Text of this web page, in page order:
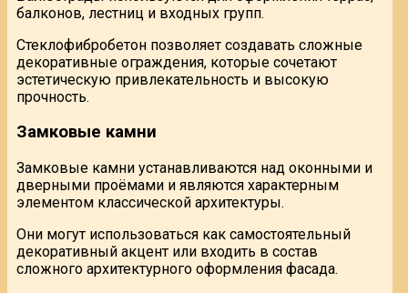
балконов, лестниц и входных групп.
Стеклофибробетон позволяет создавать сложные
декоративные ограждения, которые сочетают
эстетическую привлекательность и высокую
прочность.
Замковые камни
Замковые камни устанавливаются над оконными и
дверными проёмами и являются характерным
элементом классической архитектуры.
Они могут использоваться как самостоятельный
декоративный акцент или входить в состав
сложного архитектурного оформления фасада.